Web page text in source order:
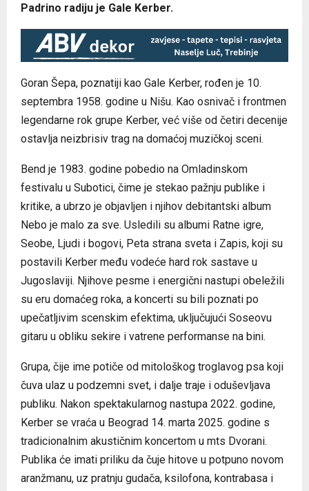
Padrino radiju je Gale Kerber.
Goran Šepa, poznatiji kao Gale Kerber, rođen je 10.
septembra 1958. godine u Nišu. Kao osnivač i frontmen
legendarne rok grupe Kerber, već više od četiri decenije
ostavlja neizbrisiv trag na domaćoj muzičkoj sceni.
Bend je 1983. godine pobedio na Omladinskom
festivalu u Subotici, čime je stekao pažnju publike i
kritike, a ubrzo je objavljen i njihov debitantski album
Nebo je malo za sve. Usledili su albumi Ratne igre,
Seobe, Ljudi i bogovi, Peta strana sveta i Zapis, koji su
postavili Kerber među vodeće hard rok sastave u
Jugoslaviji. Njihove pesme i energični nastupi obeležili
su eru domaćeg roka, a koncerti su bili poznati po
upečatljivim scenskim efektima, uključujući Soseovu
gitaru u obliku sekire i vatrene performanse na bini.
Grupa, čije ime potiče od mitološkog troglavog psa koji
čuva ulaz u podzemni svet, i dalje traje i oduševljava
publiku. Nakon spektakularnog nastupa 2022. godine,
Kerber se vraća u Beograd 14. marta 2025. godine s
tradicionalnim akustičnim koncertom u mts Dvorani.
Publika će imati priliku da čuje hitove u potpuno novom
aranžmanu, uz pratnju gudača, ksilofona, kontrabasa i